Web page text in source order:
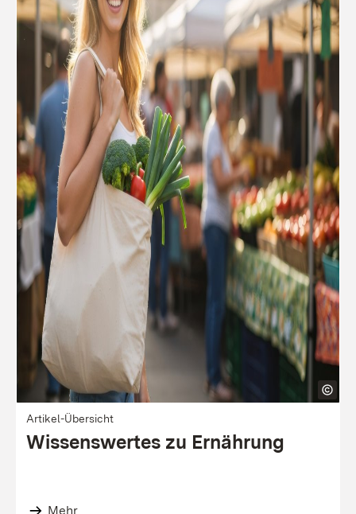
Artikel-Übersicht
Wissenswertes zu Ernährung
Mehr